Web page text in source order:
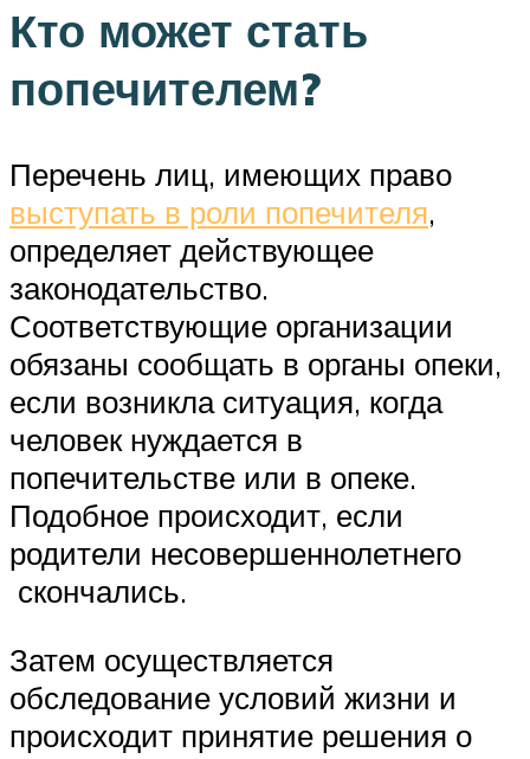
Кто может стать
попечителем?
Перечень лиц, имеющих право
выступать в роли попечителя,
определяет действующее
законодательство.
Соответствующие организации
обязаны сообщать в органы опеки,
если возникла ситуация, когда
человек нуждается в
попечительстве или в опеке.
Подобное происходит, если
родители несовершеннолетнего
скончались.
Затем осуществляется
обследование условий жизни и
происходит принятие решения о